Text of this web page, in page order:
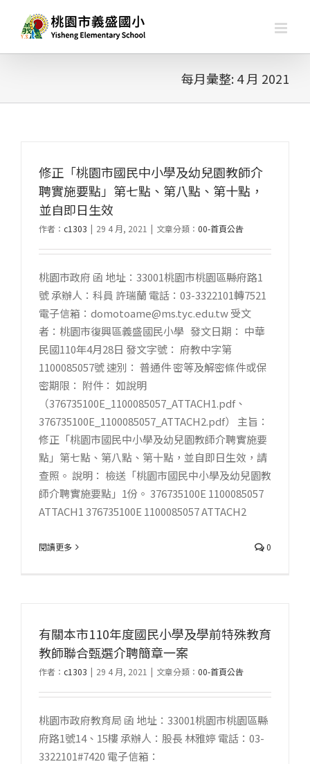
每月彙整:4 月 2021
修正「桃園市國民中小學及幼兒園教師介
聘實施要點」第七點、第八點、第十點，
並自即日生效
作者： c1303 | 29 4 月, 2021 | 文章分類： 00-首頁公告
桃園市政府 函 地址：33001桃園市桃園區縣府路1
號 承辦人：科員 許瑞蘭 電話：03-3322101轉7521
電子信箱：domotoame@ms.tyc.edu.tw 受文
者：桃園市復興區義盛國民小學 發文日期： 中華
民國110年4月28日 發文字號： 府教中字第
1100085057號 速別： 普通件 密等及解密條件或保
密期限： 附件： 如說明
（376735100E_1100085057_ATTACH1.pdf、
376735100E_1100085057_ATTACH2.pdf） 主旨：
修正「桃園市國民中小學及幼兒園教師介聘實施要
點」第七點、第八點、第十點，並自即日生效，請
查照。 說明： 檢送「桃園市國民中小學及幼兒園教
師介聘實施要點」1份。 376735100E 1100085057
ATTACH1 376735100E 1100085057 ATTACH2
閱讀更多 0
有關本市110年度國民小學及學前特殊教育
教師聯合甄選介聘簡章一案
作者： c1303 | 29 4 月, 2021 | 文章分類： 00-首頁公告
桃園市政府教育局 函 地址：33001桃園市桃園區縣
府路1號14、15樓 承辦人：股長 林雅婷 電話：03-
3322101#7420 電子信箱：